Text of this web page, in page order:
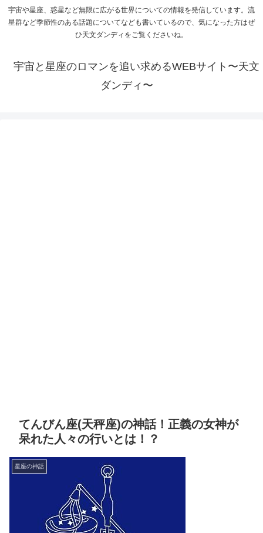
宇宙や星座、惑星など無限に広がる世界についての情報を発信しています。流
星群など季節性のある話題についてなども書いているので、気になった方はぜ
ひ天文ダンディをご覧くださいね。
宇宙と星座のロマンを追い求めるWEBサイト〜天文
ダンディ〜
てんびん座(天秤座)の神話！正義の女神が
呆れた人々の行いとは！？
星座の神話